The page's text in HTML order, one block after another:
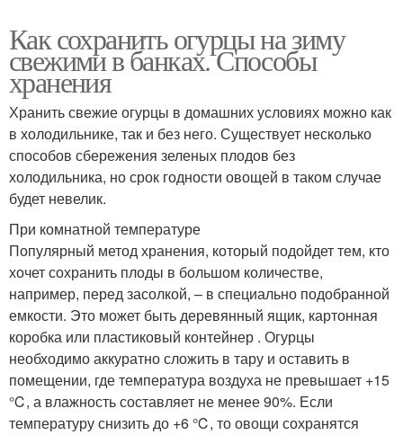
Как сохранить огурцы на зиму
свежими в банках. Способы
хранения
Хранить свежие огурцы в домашних условиях можно как
в холодильнике, так и без него. Существует несколько
способов сбережения зеленых плодов без
холодильника, но срок годности овощей в таком случае
будет невелик.
При комнатной температуре
Популярный метод хранения, который подойдет тем, кто
хочет сохранить плоды в большом количестве,
например, перед засолкой, – в специально подобранной
емкости. Это может быть деревянный ящик, картонная
коробка или пластиковый контейнер . Огурцы
необходимо аккуратно сложить в тару и оставить в
помещении, где температура воздуха не превышает +15
℃, а влажность составляет не менее 90%. Если
температуру снизить до +6 ℃, то овощи сохранятся